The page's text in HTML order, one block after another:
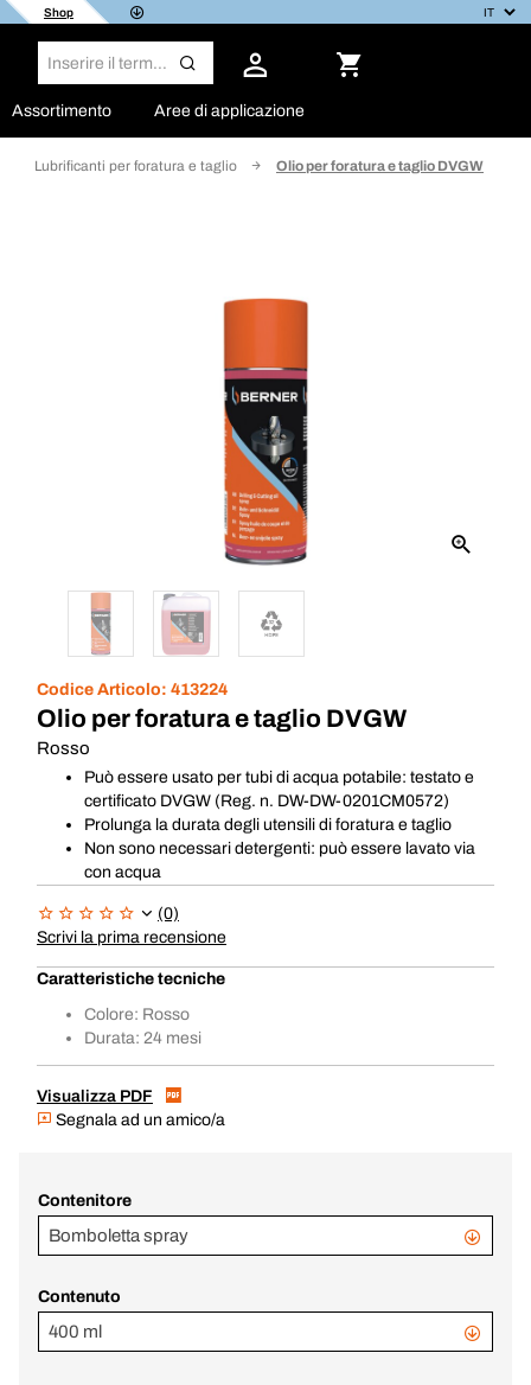
Shop
Assortimento Aree di applicazione
Lubrificanti per foratura e taglio Olio per foratura e taglio DVGW
Codice Articolo: 413224
Olio per foratura e taglio DVGW
Rosso
Può essere usato per tubi di acqua potabile: testato e
certificato DVGW (Reg. n. DW-DW-0201CM0572)
Prolunga la durata degli utensili di foratura e taglio
Non sono necessari detergenti: può essere lavato via
con acqua
(0)
Scrivi la prima recensione
Caratteristiche tecniche
Colore: Rosso
Durata: 24 mesi
Visualizza PDF
Segnala ad un amico/a
Contenitore
Bomboletta spray
Contenuto
400 ml